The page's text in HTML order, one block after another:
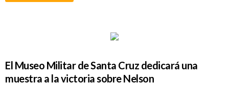
El Museo Militar de Santa Cruz dedicará una
muestra a la victoria sobre Nelson